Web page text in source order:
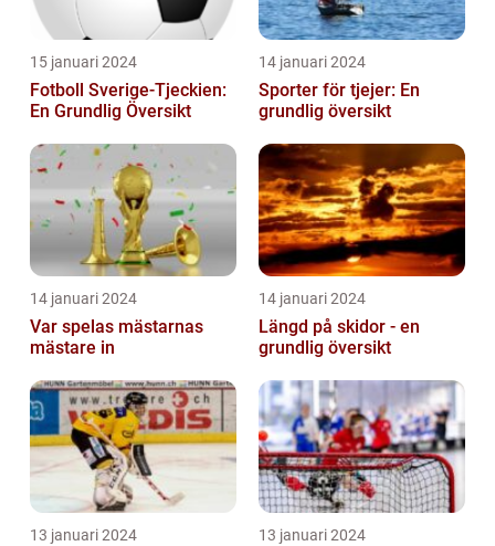
15 januari 2024
Fotboll Sverige-Tjeckien:
En Grundlig Översikt
14 januari 2024
Sporter för tjejer: En
grundlig översikt
14 januari 2024
Var spelas mästarnas
mästare in
14 januari 2024
Längd på skidor - en
grundlig översikt
13 januari 2024 13 januari 2024